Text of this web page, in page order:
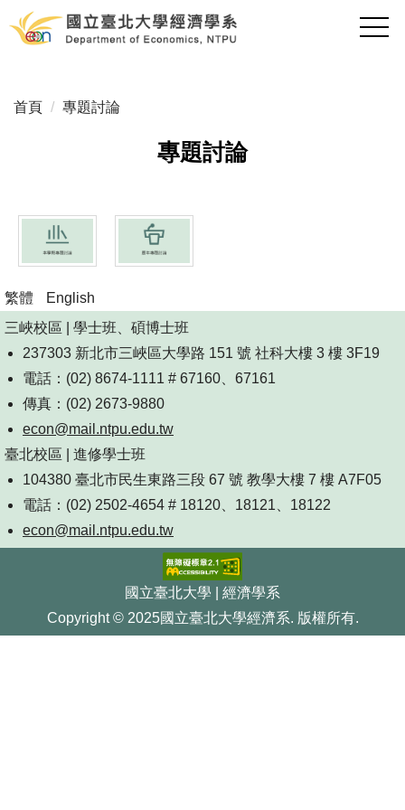
跳
到
內
首頁 專題討論
專題討論
繁體
English
三峽校區 | 學士班、碩博士班
237303 新北市三峽區大學路 151 號 社科大樓 3 樓 3F19
電話：(02) 8674-1111 # 67160、67161
傳真：(02) 2673-9880
econ@mail.ntpu.edu.tw
臺北校區 | 進修學士班
104380 臺北市民生東路三段 67 號 教學大樓 7 樓 A7F05
電話：(02) 2502-4654 # 18120、18121、18122
econ@mail.ntpu.edu.tw
國立臺北大學 | 經濟學系
Copyright © 2025國立臺北大學經濟系. 版權所有.